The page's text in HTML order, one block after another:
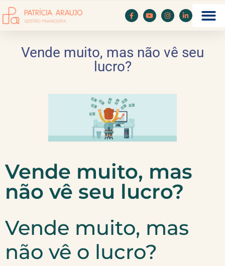
Vende muito, mas não vê seu
lucro?
Vende muito, mas
não vê seu lucro?
Vende muito, mas
não vê o lucro?